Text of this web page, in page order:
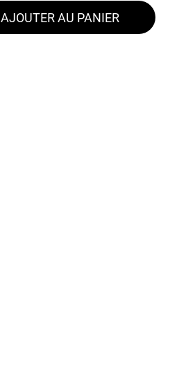
AJOUTER AU PANIER